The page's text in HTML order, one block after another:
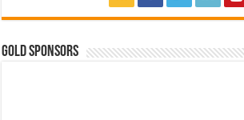
GOLD SPONSORS